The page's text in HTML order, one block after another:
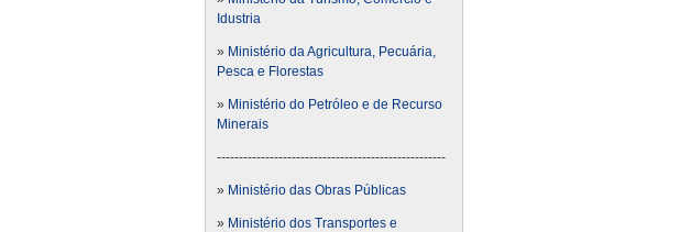
Idustria
» Ministério da Agricultura, Pecuária,
Pesca e Florestas
» Ministério do Petróleo e de Recurso
Minerais
----------------------------------------------------
» Ministério das Obras Públicas
» Ministério dos Transportes e